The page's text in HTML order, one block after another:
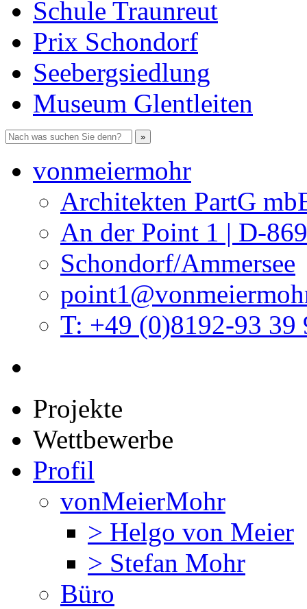
Schule Traunreut
Prix Schondorf
Seebergsiedlung
Museum Glentleiten
vonmeiermohr
Architekten PartG
An der Point 1 | D-
Schondorf/Ammersee
T: +49 (0)8192-93 39
Projekte
Wettbewerbe
Profil
vonMeierMohr
> Helgo von Meier
> Stefan Mohr
Büro